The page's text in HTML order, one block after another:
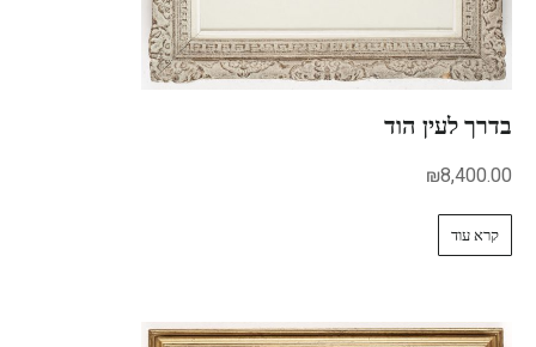
בדרך לעין הוד
₪8,400.00
קרא עוד